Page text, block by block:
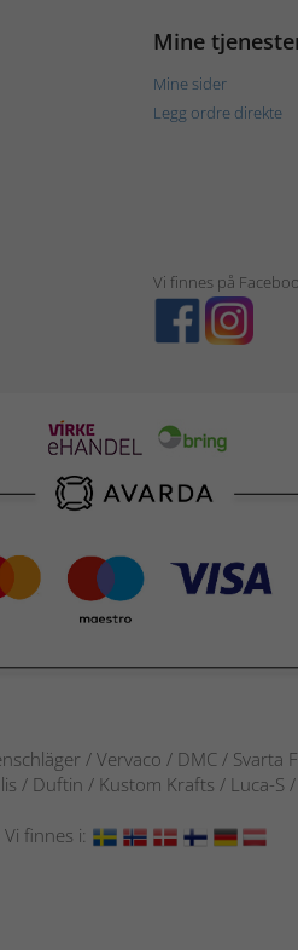
Mine
Mine sider
Legg ordre direkte
Vi finnes på
/ Vervaco / DMC /
/ Duftin / Kustom Krafts / Luca-
Vi finnes i: